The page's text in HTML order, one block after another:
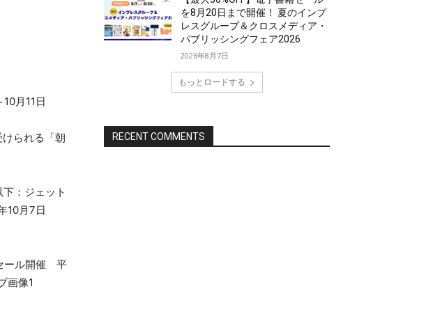
月11日
られる「朝
：ジェット
10月7日
を8月20日まで開催！ 夏のインプ
レスグループ＆クロスメディア・
パブリッシングフェア2026
2026年8月7日
もっとロードする
RECENT COMMENTS